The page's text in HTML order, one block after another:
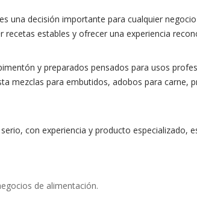
es una decisión importante para cualquier
estables y ofrecer una experiencia
y preparados pensados para usos
mezclas para embutidos, adobos para
con experiencia y producto especializado,
de alimentación.